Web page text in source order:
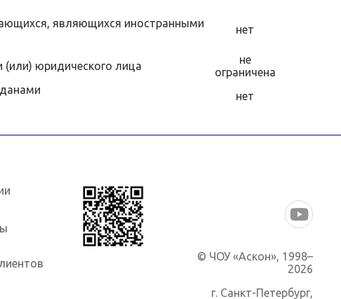
являющихся иностранными
нет
(или) юридического лица
не
ограничена
нет
© ЧОУ «Аскон», 1998–
2026
г. Санкт-Петербург,